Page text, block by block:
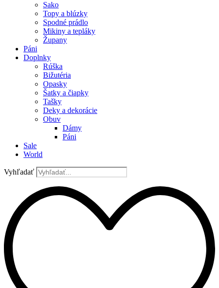
Sako
Topy a blúzky
Spodné prádlo
Mikiny a tepláky
Župany
Páni
Doplnky
Rúška
Bižutéria
Opasky
Šatky a čiapky
Tašky
Deky a dekorácie
Obuv
Dámy
Páni
Sale
World
Vyhľadať